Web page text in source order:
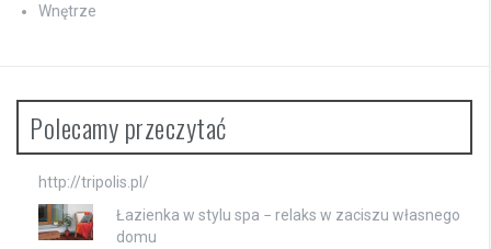
Wnętrze
Polecamy przeczytać
http://tripolis.pl/
Łazienka w stylu spa − relaks w zaciszu własnego
domu